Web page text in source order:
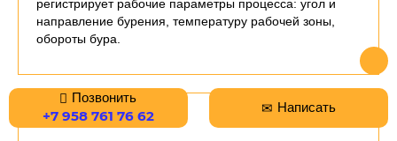
регистрирует рабочие параметры процесса: угол и
направление бурения, температуру рабочей зоны,
обороты бура.
Позвонить
+7 958 761 76 62
Написать